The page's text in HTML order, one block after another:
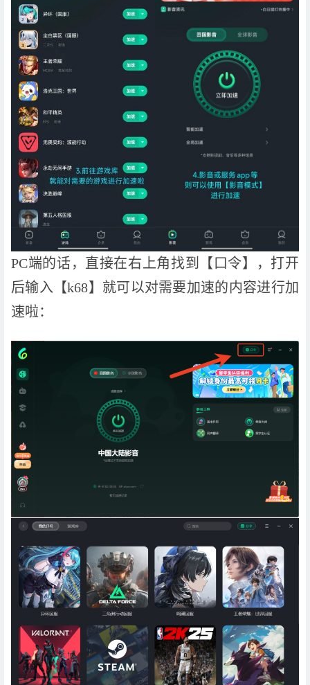
PC端的话，直接在右上角找到【口令】，打开
后输入【k68】就可以对需要加速的内容进行加
速啦：